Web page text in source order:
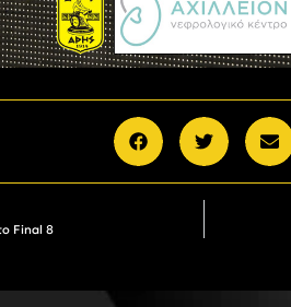
Final 8